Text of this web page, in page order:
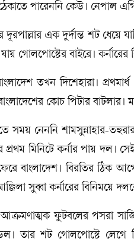
পারেননি কেউ। নেপাল
দূরপাল্লার এক দুর্দান্ত শট
গোলপোস্টের বাইরে। কর্নারের
তখন দিশেহারা।
কোচ পিটার বাটলার।
সময় নেননি শামসুন্নাহার-
প্রথম মিনিটে কর্নার পায় দল।
বাংলাদেশ। বিরতির ঠিক
সুব্বা কর্নারের বিনিময়ে
আক্রমণাত্মক ফুটবলের পসরা
তার শট গোলপোস্টে লেগে